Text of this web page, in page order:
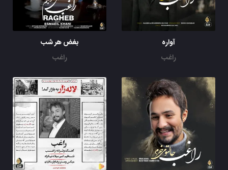
آواره
راغب
بغض هر شب
راغب